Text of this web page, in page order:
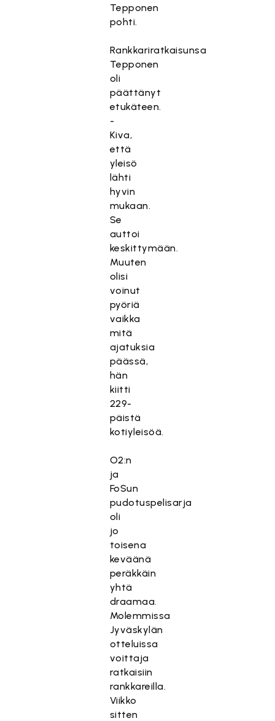
Tepponen
pohti.
Rankkariratkaisunsa
Tepponen
oli
päättänyt
etukäteen.
-
Kiva,
että
yleisö
lähti
hyvin
mukaan.
Se
auttoi
keskittymään.
Muuten
olisi
voinut
pyöriä
vaikka
mitä
ajatuksia
päässä,
hän
kiitti
229-
päistä
kotiyleisöä.
O2:n
ja
FoSun
pudotuspelisarja
oli
jo
toisena
keväänä
peräkkäin
yhtä
draamaa.
Molemmissa
Jyväskylän
otteluissa
voittaja
ratkaisiin
rankkareilla.
Viikko
sitten